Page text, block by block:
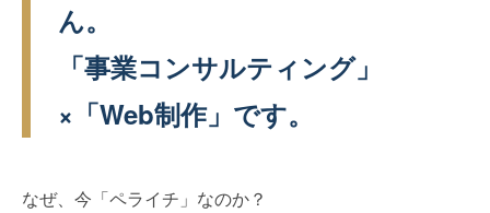
ん。
「事業コンサルティング」
×「Web制作」です。
なぜ、今「ペライチ」なのか？